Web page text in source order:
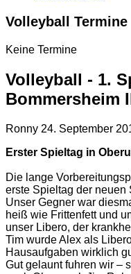
Volleyball Termine
Keine Termine
Volleyball - 1.
Bommersheim
Ronny 24. September
Erster Spieltag in
Die lange
erste Spieltag der neuen
Unser Gegner war
heiß wie Frittenfett und
unser Libero, der
Tim wurde Alex als
Hausaufgaben wirklich
Gut gelaunt fuhren wir –